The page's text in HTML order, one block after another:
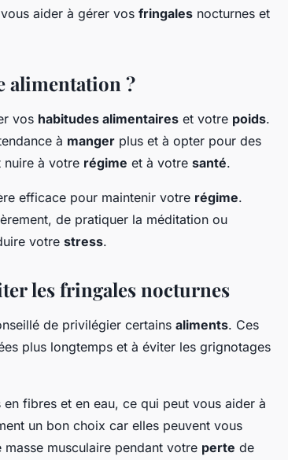
aider à gérer vos fringales nocturnes et
alimentation ?
vos habitudes alimentaires et votre poids.
à manger plus et à opter pour des
nuire à votre régime et à votre santé.
efficace pour maintenir votre régime.
de pratiquer la méditation ou
votre stress.
les fringales nocturnes
de privilégier certains aliments. Ces
plus longtemps et à éviter les grignotages
fibres et en eau, ce qui peut vous aider à
un bon choix car elles peuvent vous
musculaire pendant votre perte de